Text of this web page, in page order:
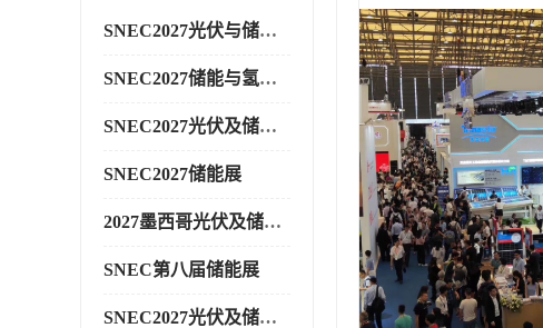
SNEC2027光伏与储能展
SNEC2027储能与氢能展
SNEC2027光伏及储能展
SNEC2027储能展
2027墨西哥光伏及储能展
SNEC第八届储能展
SNEC2027光伏及储能展